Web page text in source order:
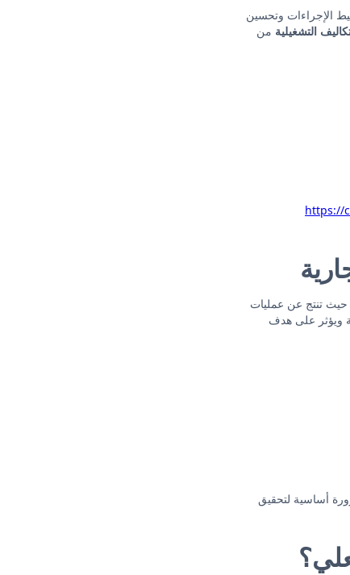
الإجراءات وتحسين
التشغيلية من
https://
حيث تنتج عن عمليات
ويؤثر على هدف
أساسية لتحقيق